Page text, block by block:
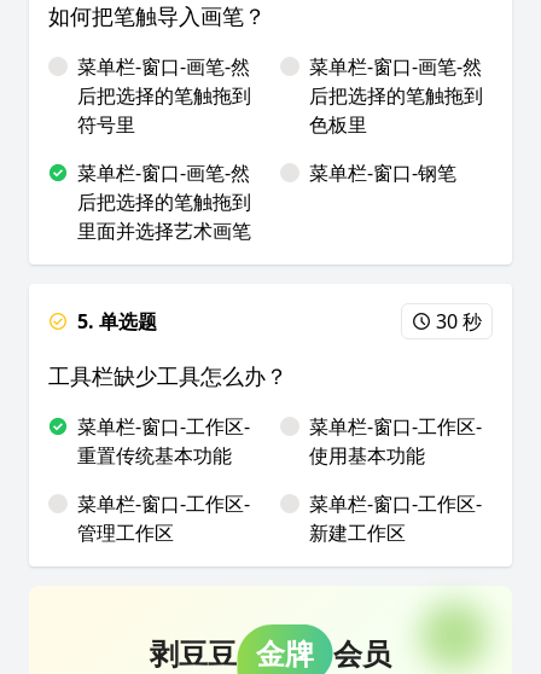
如何把笔触导入画笔？
菜单栏-窗口-画笔-然
后把选择的笔触拖到
符号里
菜单栏-窗口-画笔-然
后把选择的笔触拖到
色板里
菜单栏-窗口-画笔-然
后把选择的笔触拖到
里面并选择艺术画笔
菜单栏-窗口-钢笔
5. 单选题 30 秒
工具栏缺少工具怎么办？
菜单栏-窗口-工作区-
重置传统基本功能
菜单栏-窗口-工作区-
使用基本功能
菜单栏-窗口-工作区-
管理工作区
菜单栏-窗口-工作区-
新建工作区
剥豆豆 金牌 会员